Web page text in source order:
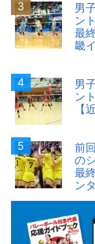
男
ン
最
畿
男
ン
【
前
の
最
ン